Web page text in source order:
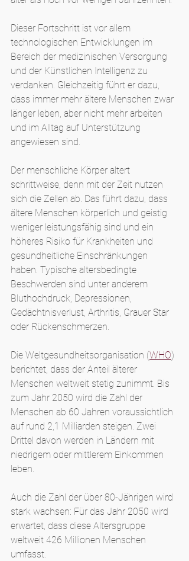
Dieser Fortschritt ist vor allem
technologischen Entwicklungen im
Bereich der medizinischen Versorgung
und der Künstlichen Intelligenz zu
verdanken. Gleichzeitig führt er dazu,
dass immer mehr ältere Menschen zwar
länger leben, aber nicht mehr arbeiten
und im Alltag auf Unterstützung
angewiesen sind.
Der menschliche Körper altert
schrittweise, denn mit der Zeit nutzen
sich die Zellen ab. Das führt dazu, dass
ältere Menschen körperlich und geistig
weniger leistungsfähig sind und ein
höheres Risiko für Krankheiten und
gesundheitliche Einschränkungen
haben. Typische altersbedingte
Beschwerden sind unter anderem
Bluthochdruck, Depressionen,
Gedächtnisverlust, Arthritis, Grauer Star
oder Rückenschmerzen.
Die Weltgesundheitsorganisation (WHO)
berichtet, dass der Anteil älterer
Menschen weltweit stetig zunimmt. Bis
zum Jahr 2050 wird die Zahl der
Menschen ab 60 Jahren voraussichtlich
auf rund 2,1 Milliarden steigen. Zwei
Drittel davon werden in Ländern mit
niedrigem oder mittlerem Einkommen
leben.
Auch die Zahl der über 80-Jährigen wird
stark wachsen: Für das Jahr 2050 wird
erwartet, dass diese Altersgruppe
weltweit 426 Millionen Menschen
umfasst.